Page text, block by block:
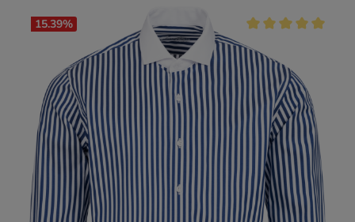
15.39%
Durchschnittliche